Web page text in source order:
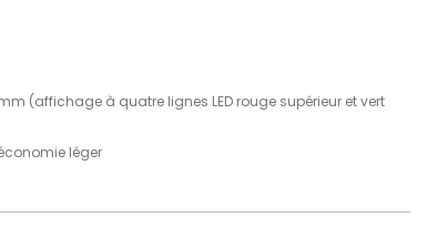
(affichage à quatre lignes LED rouge supérieur et vert
léger